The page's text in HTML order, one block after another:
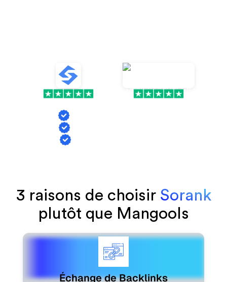
Échange de backlinks
Génération d'articles
3 raisons de choisir Sorank
plutôt que Mangools
Échange de Backlinks